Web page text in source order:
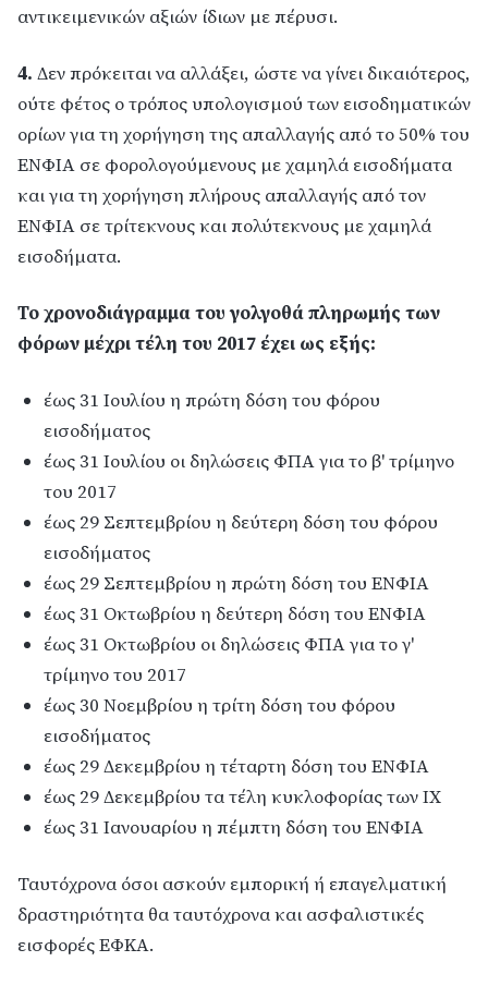
αντικειμενικών αξιών ίδιων με πέρυσι.
4. Δεν πρόκειται να αλλάξει, ώστε να γίνει δικαιότερος,
ούτε φέτος ο τρόπος υπολογισμού των εισοδηματικών
ορίων για τη χορήγηση της απαλλαγής από το 50% του
ΕΝΦΙΑ σε φορολογούμενους με χαμηλά εισοδήματα
και για τη χορήγηση πλήρους απαλλαγής από τον
ΕΝΦΙΑ σε τρίτεκνους και πολύτεκνους με χαμηλά
εισοδήματα.
Το χρονοδιάγραμμα του γολγοθά πληρωμής των
φόρων μέχρι τέλη του 2017 έχει ως εξής:
έως 31 Ιουλίου η πρώτη δόση του φόρου
εισοδήματος
έως 31 Ιουλίου οι δηλώσεις ΦΠΑ για το β' τρίμηνο
του 2017
έως 29 Σεπτεμβρίου η δεύτερη δόση του φόρου
εισοδήματος
έως 29 Σεπτεμβρίου η πρώτη δόση του ΕΝΦΙΑ
έως 31 Οκτωβρίου η δεύτερη δόση του ΕΝΦΙΑ
έως 31 Οκτωβρίου οι δηλώσεις ΦΠΑ για το γ'
τρίμηνο του 2017
έως 30 Νοεμβρίου η τρίτη δόση του φόρου
εισοδήματος
έως 29 Δεκεμβρίου η τέταρτη δόση του ΕΝΦΙΑ
έως 29 Δεκεμβρίου τα τέλη κυκλοφορίας των ΙΧ
έως 31 Ιανουαρίου η πέμπτη δόση του ΕΝΦΙΑ
Ταυτόχρονα όσοι ασκούν εμπορική ή επαγελματική
δραστηριότητα θα ταυτόχρονα και ασφαλιστικές
εισφορές ΕΦΚΑ.